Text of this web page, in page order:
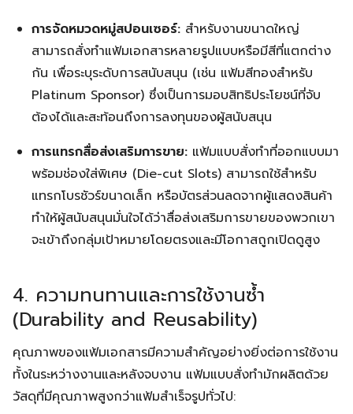
การจัดหมวดหมู่สปอนเซอร์: สำหรับงานขนาดใหญ่
สามารถสั่งทำแฟ้มเอกสารหลายรูปแบบหรือมีสีที่แตกต่าง
กัน เพื่อระบุระดับการสนับสนุน (เช่น แฟ้มสีทองสำหรับ
Platinum Sponsor) ซึ่งเป็นการมอบสิทธิประโยชน์ที่จับ
ต้องได้และสะท้อนถึงการลงทุนของผู้สนับสนุน
การแทรกสื่อส่งเสริมการขาย: แฟ้มแบบสั่งทำที่ออกแบบมา
พร้อมช่องใส่พิเศษ (Die-cut Slots) สามารถใช้สำหรับ
แทรกโบรชัวร์ขนาดเล็ก หรือบัตรส่วนลดจากผู้แสดงสินค้า
ทำให้ผู้สนับสนุนมั่นใจได้ว่าสื่อส่งเสริมการขายของพวกเขา
จะเข้าถึงกลุ่มเป้าหมายโดยตรงและมีโอกาสถูกเปิดดูสูง
4. ความทนทานและการใช้งานซ้ำ
(Durability and Reusability)
คุณภาพของแฟ้มเอกสารมีความสำคัญอย่างยิ่งต่อการใช้งาน
ทั้งในระหว่างงานและหลังจบงาน แฟ้มแบบสั่งทำมักผลิตด้วย
วัสดุที่มีคุณภาพสูงกว่าแฟ้มสำเร็จรูปทั่วไป: